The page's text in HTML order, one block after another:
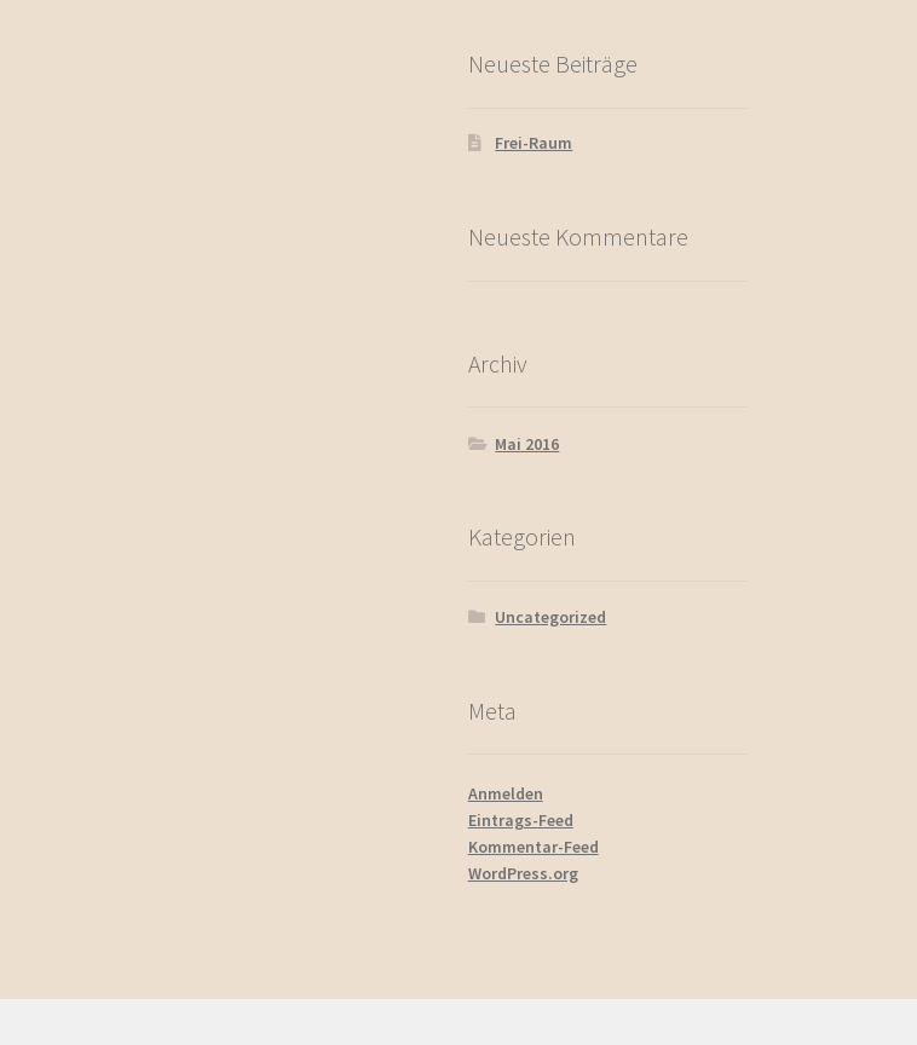
Neueste Beiträge
Frei-Raum
Neueste Kommentare
Archiv
Mai 2016
Kategorien
Uncategorized
Meta
Anmelden
Eintrags-Feed
Kommentar-Feed
WordPress.org